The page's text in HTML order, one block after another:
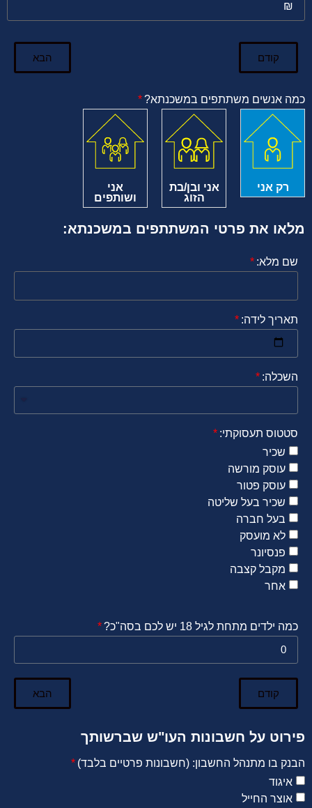
קודם הבא
כמה אנשים משתתפים במשכנתא?
רק אני
אני ובן/בת
הזוג
אני
ושותפים
מלאו את פרטי המשתתפים במשכנתא:
שם מלא:
תאריך לידה:
השכלה:
סטטוס תעסוקתי:
שכיר
עוסק מורשה
עוסק פטור
שכיר בעל שליטה
בעל חברה
לא מועסק
פנסיונר
מקבל קצבה
אחר
כמה ילדים מתחת לגיל 18 יש לכם בסה"כ?
קודם הבא
פירוט על חשבונות העו"ש שברשותך
הבנק בו מתנהל החשבון: (חשבונות פרטיים בלבד)
איגוד
אוצר החייל